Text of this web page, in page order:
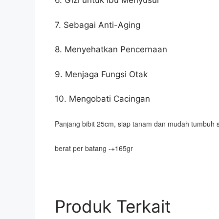
7. Sebagai Anti-Aging
8. Menyehatkan Pencernaan
9. Menjaga Fungsi Otak
10. Mengobati Cacingan
Panjang bibit 25cm, siap tanam dan mudah tumbuh
berat per batang -+165gr
Produk Terkait